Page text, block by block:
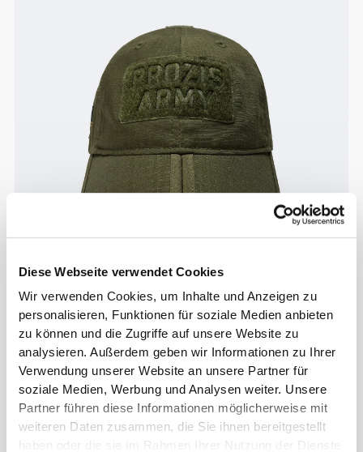
Diese Webseite verwendet Cookies
Wir verwenden Cookies, um Inhalte und Anzeigen zu
personalisieren, Funktionen für soziale Medien anbieten
zu können und die Zugriffe auf unsere Website zu
analysieren. Außerdem geben wir Informationen zu Ihrer
Verwendung unserer Website an unsere Partner für
soziale Medien, Werbung und Analysen weiter. Unsere
Partner führen diese Informationen möglicherweise mit
weiteren Daten zusammen, die Sie ihnen bereitgestellt
haben oder die sie im Rahmen Ihrer Nutzung der Dienste